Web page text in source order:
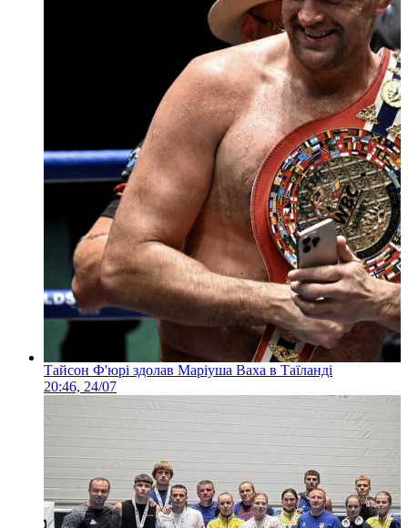
Тайсон Ф'юрі здолав Маріуша Ваха в Таїланді
20:46, 24/07